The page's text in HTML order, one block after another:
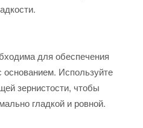
для обеспечения
основанием. Используйте
зернистости, чтобы
гладкой и ровной.